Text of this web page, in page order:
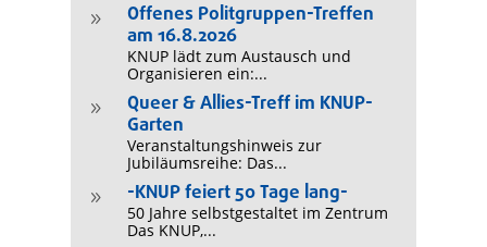
9
Offenes Politgruppen-Treffen
am 16.8.2026
KNUP lädt zum Austausch und
Organisieren ein:...
9
Queer & Allies-Treff im KNUP-
Garten
Veranstaltungshinweis zur
Jubiläumsreihe: Das...
9 -KNUP feiert 50 Tage lang-
50 Jahre selbstgestaltet im Zentrum
Das KNUP,...